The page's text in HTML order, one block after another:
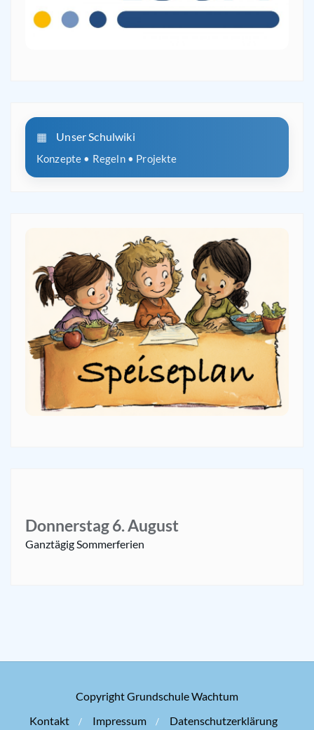
Unser Schulwiki
Konzepte • Regeln • Projekte
Donnerstag6.August
GanztägigSommerferien
Copyright Grundschule Wachtum
Kontakt
Impressum Datenschutzerklärung